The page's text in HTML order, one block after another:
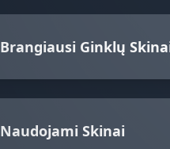
Brangiausi Ginklų
Naudojami Skinai